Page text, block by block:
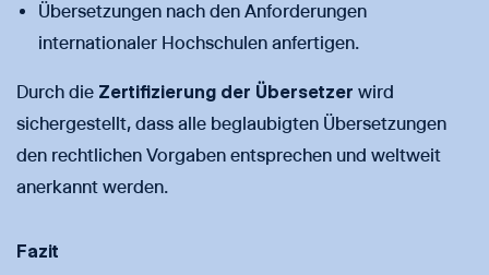
Übersetzungen nach den Anforderungen
internationaler Hochschulen anfertigen.
Durch die Zertifizierung der Übersetzer wird
sichergestellt, dass alle beglaubigten Übersetzungen
den rechtlichen Vorgaben entsprechen und weltweit
anerkannt werden.
Fazit